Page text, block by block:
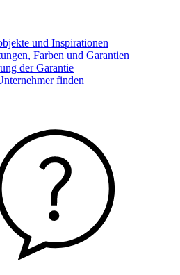
und Inspirationen
Farben und Garantien
der Garantie
finden